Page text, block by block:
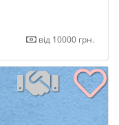
від 10000 грн.